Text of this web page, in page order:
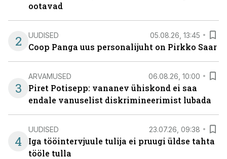
ootavad
2 UUDISED 05.08.26, 13:45
Coop Panga uus personalijuht on Pirkko Saar
3
ARVAMUSED 06.08.26, 10:00
Piret Potisepp: vananev ühiskond ei saa
endale vanuselist diskrimineerimist lubada
4
UUDISED 23.07.26, 09:38
Iga tööintervjuule tulija ei pruugi üldse tahta
tööle tulla